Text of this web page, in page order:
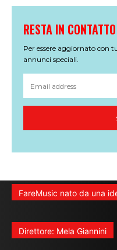
RESTA IN CONTATTO
Per essere aggiornato con
annunci speciali.
FareMusic nato da una
Direttore: Mela Giannini